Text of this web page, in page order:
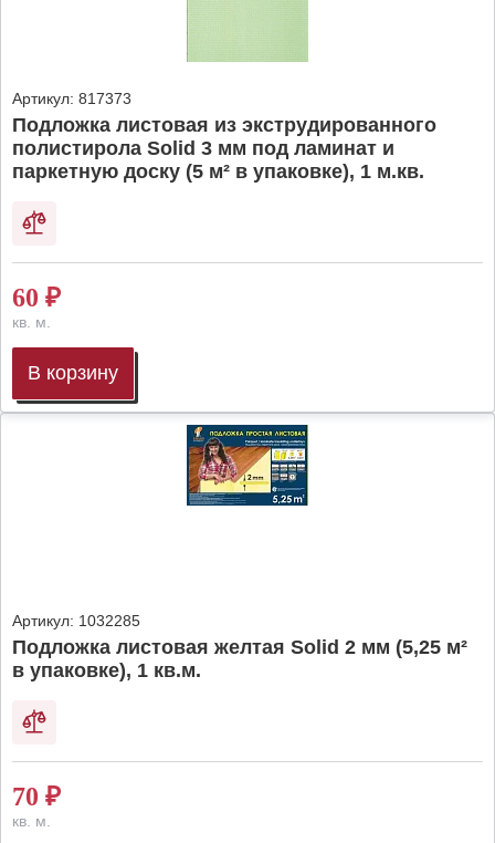
Артикул: 817373
Подложка листовая из экструдированного
полистирола Solid 3 мм под ламинат и
паркетную доску (5 м² в упаковке), 1 м.кв.
60 ₽
кв. м.
В корзину
Артикул: 1032285
Подложка листовая желтая Solid 2 мм (5,25 м²
в упаковке), 1 кв.м.
70 ₽
кв. м.